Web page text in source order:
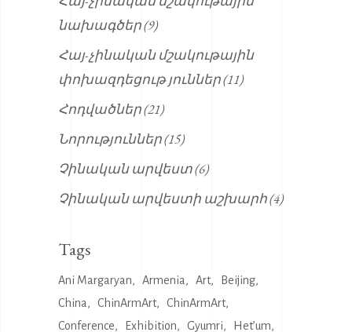
նախագծեր(9)
Հայ-չինական մշակութային
փոխազդեցութ յուններ(11)
Հոդվածներ(21)
Նորություններ(15)
Չինական արվեստ(6)
Չինական արվեստի աշխարհ(4)
Tags
Ani Margaryan Armenia Art
Beijing
China
ChinArmArt
ChinArmArt
Conference
Exhibition Gyumri
Het’um